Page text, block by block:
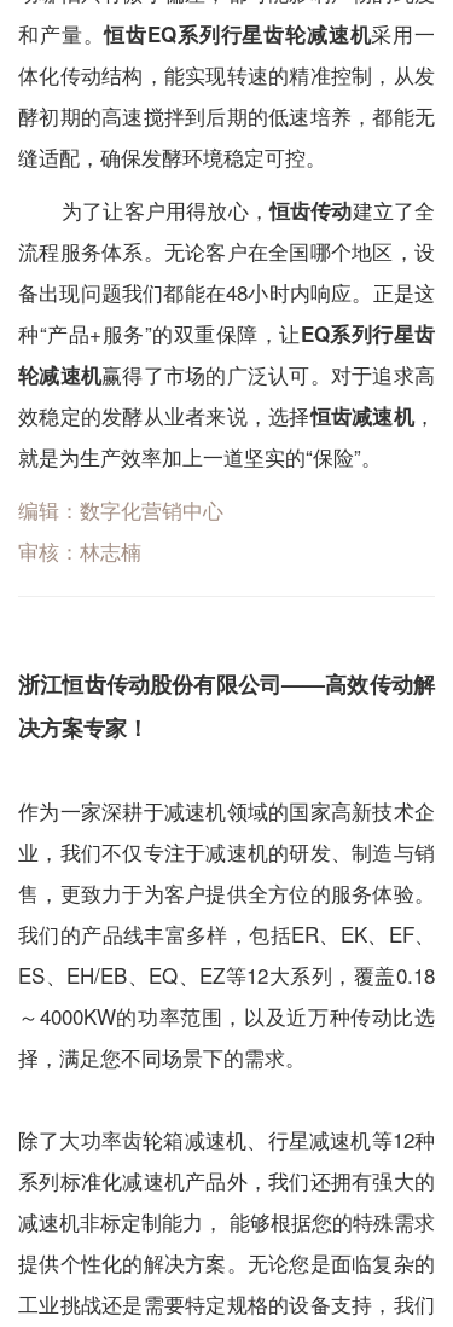
和产量。恒齿EQ系列行星齿轮减速机采用一
体化传动结构，能实现转速的精准控制，从发
酵初期的高速搅拌到后期的低速培养，都能无
缝适配，确保发酵环境稳定可控。
为了让客户用得放心，恒齿传动建立了全
流程服务体系。无论客户在全国哪个地区，设
备出现问题我们都能在48小时内响应。正是这
种“产品+服务”的双重保障，让EQ系列行星齿
轮减速机赢得了市场的广泛认可。对于追求高
效稳定的发酵从业者来说，选择恒齿减速机，
就是为生产效率加上一道坚实的“保险”。
编辑：数字化营销中心
审核：林志楠
浙江恒齿传动股份有限公司——高效传动解
决方案专家！
作为一家深耕于减速机领域的国家高新技术企
业，我们不仅专注于减速机的研发、制造与销
售，更致力于为客户提供全方位的服务体验。
我们的产品线丰富多样，包括ER、EK、EF、
ES、EH/EB、EQ、EZ等12大系列，覆盖0.18
～4000KW的功率范围，以及近万种传动比选
择，满足您不同场景下的需求。
除了大功率齿轮箱减速机、 行星减速机等12种
系列标准化减速机产品外，我们还拥有强大的
减速机非标定制能力， 能够根据您的特殊需求
提供个性化的解决方案。无论您是面临复杂的
工业挑战还是需要特定规格的设备支持，我们